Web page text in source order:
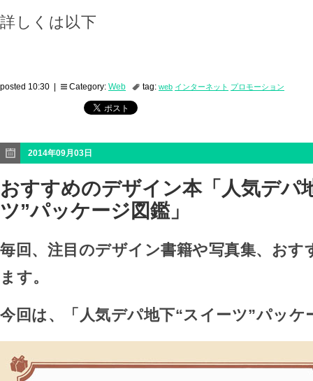
詳しくは以下
posted 10:30 | Category: Web tag: web インターネット プロモーション
2014年09月03日
おすすめのデザイン本「人気デパ
ツ”パッケージ図鑑」
毎回、注目のデザイン書籍や写真集、おす
ます。
今回は、「人気デパ地下“スイーツ”パッケ